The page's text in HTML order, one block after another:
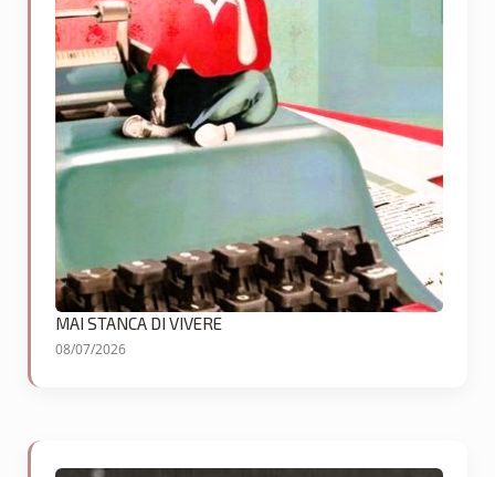
MAI STANCA DI VIVERE
08/07/2026